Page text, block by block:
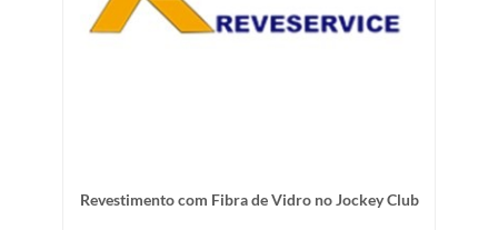
Revestimento com Fibra de Vidro no Jockey Club